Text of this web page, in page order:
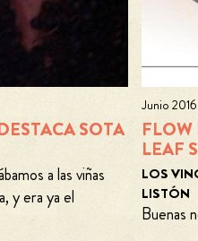
SOTA
a las viñas
y era ya el
Junio 2016
LEAF
LOS
LISTÓN
Buenas